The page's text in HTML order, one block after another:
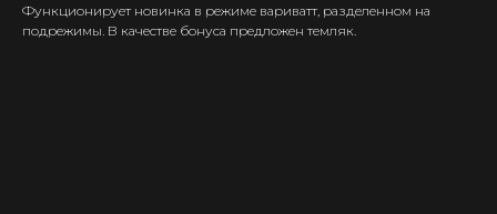
Функционирует новинка в режиме вариватт, разделенном на
подрежимы. В качестве бонуса предложен темляк.
Гарантия